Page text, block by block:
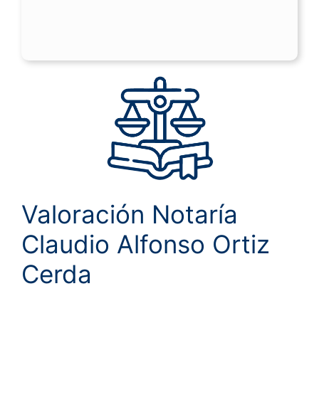
Valoración Notaría
Claudio Alfonso Ortiz
Cerda